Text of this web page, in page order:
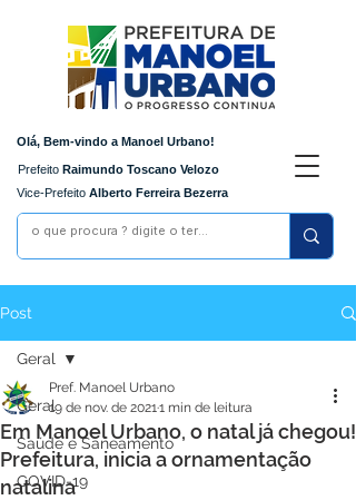
Olá, Bem-vindo a Manoel Urbano!
Prefeito Raimundo Toscano Velozo
Vice-Prefeito Alberto Ferreira Bezerra
Post
Geral
Saúde e Saneamento
COVID-19
Geral
Em Manoel Urbano, o natal já chegou!
Prefeitura, inicia a ornamentação
natalina
Pref. Manoel Urbano
19 de nov. de 20211 min de leitura